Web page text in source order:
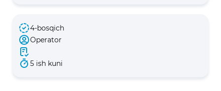
4-bosqich
Operator
5 ish kuni